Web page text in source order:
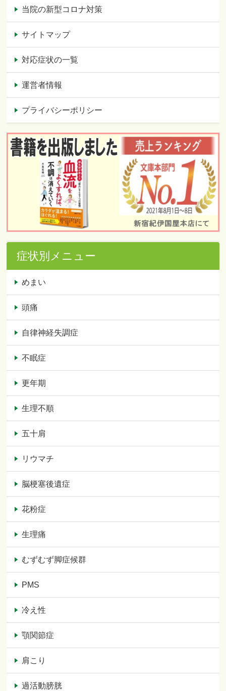
当院の新型コロナ対策
サイトマップ
対応症状の一覧
運営者情報
プライバシーポリシー
症状別メニュー
めまい
頭痛
自律神経失調症
不眠症
更年期
生理不順
五十肩
リウマチ
脳梗塞後遺症
花粉症
生理痛
むずむず脚症候群
PMS
冷え性
顎関節症
肩こり
過活動膀胱